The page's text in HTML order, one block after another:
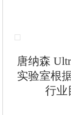
唐纳森
实验室根
行业